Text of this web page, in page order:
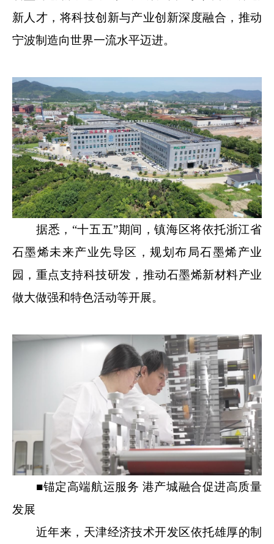
新人才，将科技创新与产业创新深度融合，推动
宁波制造向世界一流水平迈进。
据悉，“十五五”期间，镇海区将依托浙江省
石墨烯未来产业先导区，规划布局石墨烯产业
园，重点支持科技研发，推动石墨烯新材料产业
做大做强和特色活动等开展。
■锚定高端航运服务 港产城融合促进高质量
发展
近年来，天津经济技术开发区依托雄厚的制